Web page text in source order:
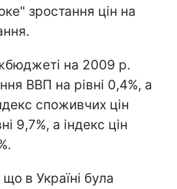
зростання цін на
на 2009 р.
ВВП на рівні 0,4%, а
споживчих цін
9,7%, а індекс цін
в Україні була